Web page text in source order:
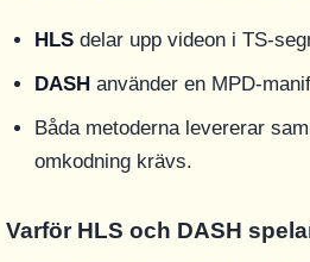
HLS delar upp videon i TS-
DASH använder en MPD-
Båda metoderna levererar
omkodning krävs.
Varför HLS och DASH